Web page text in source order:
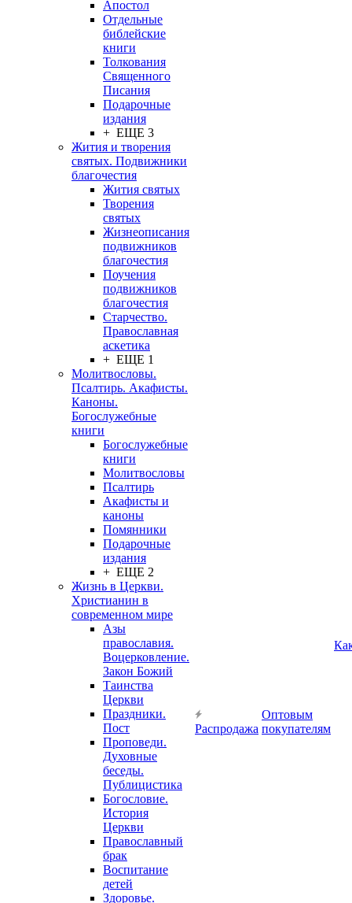
Апостол
Отдельные
библейские
книги
Толкования
Священного
Писания
Подарочные
издания
+ ЕЩЕ 3
Жития и творения
святых. Подвижники
благочестия
Жития святых
Творения
святых
Жизнеописания
подвижников
благочестия
Поучения
подвижников
благочестия
Старчество.
Православная
аскетика
+ ЕЩЕ 1
Молитвословы.
Псалтирь. Акафисты.
Каноны.
Богослужебные
книги
Богослужебные
книги
Молитвословы
Псалтирь
Акафисты и
каноны
Помянники
Подарочные
издания
+ ЕЩЕ 2
Жизнь в Церкви.
Христианин в
современном мире
Азы
православия.
Воцерковление.
Закон Божий
Таинства
Церкви
Праздники.
Пост
Проповеди.
Духовные
беседы.
Публицистика
Богословие.
История
Церкви
Православный
брак
Воспитание
детей
Здоровье.
Распродажа
Оптовым
покупателям